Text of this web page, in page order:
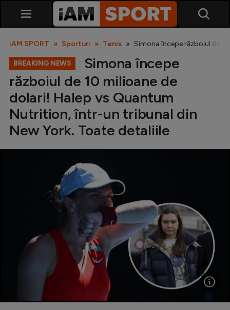
SuperLiga
Cupa României
Echipa Națională
U21
Fotbal feminin
Special
Diverse
Inedit
Clasamente
iAM SPORT Sporturi Tenis Simona începe războiul de
BREAKING NEWS
Simona începe
războiul de 10 milioane de
dolari! Halep vs Quantum
Nutrition, într-un tribunal din
New York. Toate detaliile